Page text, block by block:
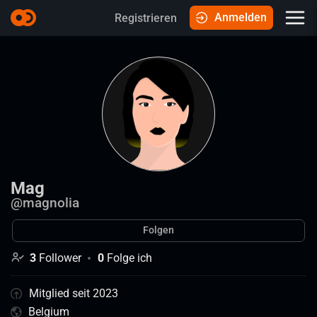
Registrieren Anmelden
Mag
@magnolia
Folgen
3 Follower 0 Folge ich
Mitglied seit 2023
Belgium